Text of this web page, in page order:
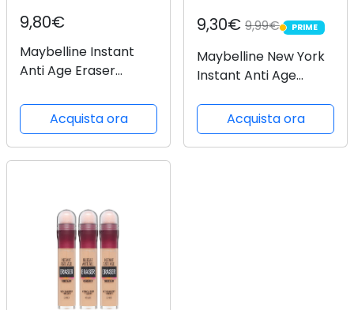
9,80€
Maybelline Instant
Anti Age Eraser
occhiaia, occhiaie e
imperfezioni
correttore, formula
ultra miscelabile,
Acquista ora
9,30€ 9,99€ PRIME
PRIME
Maybelline New York
Instant Anti Age
6.8 mlAcquista ora